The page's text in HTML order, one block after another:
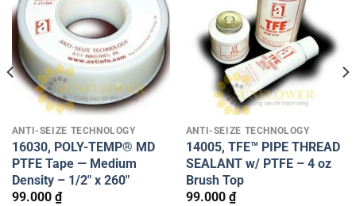
ANTI-SEIZE TECHNOLOGY
16030, POLY-TEMP® MD
PTFE Tape — Medium
Density – 1/2″ x 260″
99.000 ₫
ANTI-SEIZE TECHNOLOGY
14005, TFE™ PIPE THREAD
SEALANT w/ PTFE – 4 oz
Brush Top
99.000 ₫